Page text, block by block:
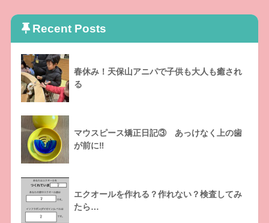
Recent Posts
春休み！天保山アニパで子供も大人も癒され
る
マウスピース矯正日記③ あっけなく上の歯
が前に‼
エクオールを作れる？作れない？検査してみ
たら…